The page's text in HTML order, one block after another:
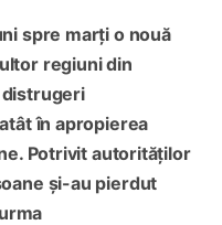
spre marți o nouă
regiuni din
distrugeri
în apropierea
Potrivit autorităților
și-au pierdut